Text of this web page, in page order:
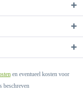
en eventueel kosten voor
beschreven